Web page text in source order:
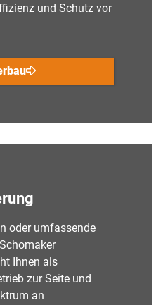
und Schutz vor
oder umfassende
Ihnen als
zur Seite und
an